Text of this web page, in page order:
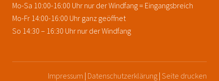
Mo-Sa 10:00-16:00 Uhr nur der Windfang = Eingangsbreich
Mo-Fr 14:00-16:00 Uhr ganz geöffnet
So 14:30 – 16:30 Uhr nur der Windfang
Impressum | Datenschutzerklärung | Seite drucken